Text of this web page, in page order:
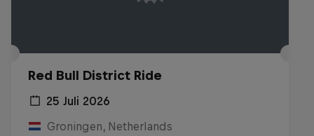
Red Bull District Ride
25 Juli 2026
Groningen, Netherlands